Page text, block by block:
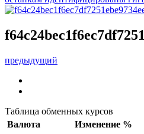
предыдущий
Таблица обменных курсов
Валюта
Изменение %